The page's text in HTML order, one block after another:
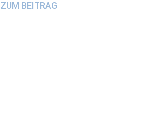
ZUM BEITRAG